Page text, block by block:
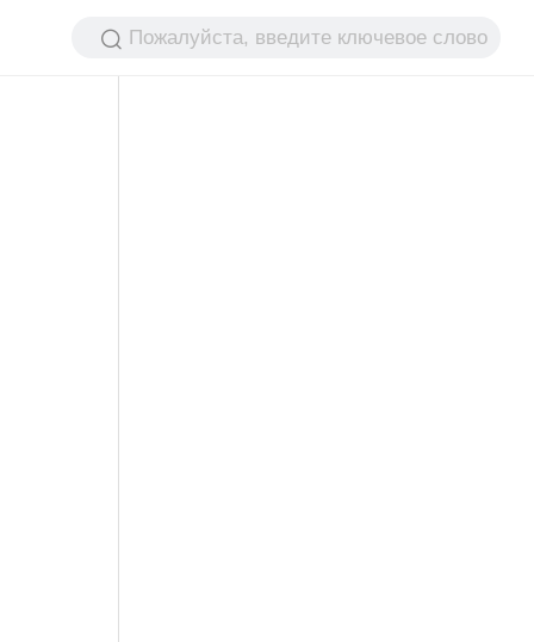
Пожалуйста, введите ключевое слово